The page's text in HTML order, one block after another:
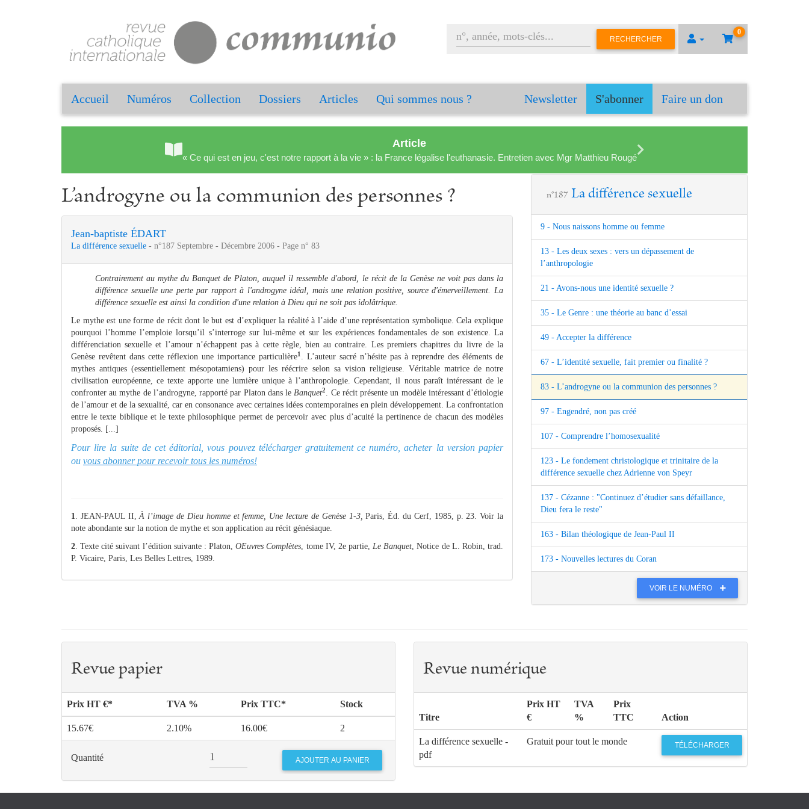
0
RECHERCHER
Accueil Numéros Collection Dossiers Articles Qui sommes nous ? Newsletter S'abonner Faire un don
Article
« Ce qui est en jeu, c'est notre rapport à la vie » : la France légalise l'euthanasie. Entretien avec Mgr Matthieu Rougé
L’androgyne ou la communion des personnes ?
Jean-baptiste ÉDART
La différence sexuelle - n°187 Septembre - Décembre 2006 - Page n° 83
Contrairement au mythe du Banquet de Platon, auquel il ressemble d'abord, le récit de la Genèse ne voit pas dans la
différence sexuelle une perte par rapport à l'androgyne idéal, mais une relation positive, source d'émerveillement. La
différence sexuelle est ainsi la condition d'une relation à Dieu qui ne soit pas idolâtrique.
Le mythe est une forme de récit dont le but est d’expliquer la réalité à l’aide d’une représentation symbolique. Cela explique
pourquoi l’homme l’emploie lorsqu’il s’interroge sur lui-même et sur les expériences fondamentales de son existence. La
différenciation sexuelle et l’amour n’échappent pas à cette règle, bien au contraire. Les premiers chapitres du livre de la
Genèse revêtent dans cette réflexion une importance particulière1 . L’auteur sacré n’hésite pas à reprendre des éléments de
mythes antiques (essentiellement mésopotamiens) pour les réécrire selon sa vision religieuse. Véritable matrice de notre
civilisation européenne, ce texte apporte une lumière unique à l’anthropologie. Cependant, il nous paraît intéressant de le
confronter au mythe de l’androgyne, rapporté par Platon dans leBanquet2. Ce récit présente un modèle intéressant d’étiologie
de l’amour et de la sexualité, car en consonance avec certaines idées contemporaines en plein développement. La confrontation
entre le texte biblique et le texte philosophique permet de percevoir avec plus d’acuité la pertinence de chacun des modèles
proposés. [...]
Pour lire la suite de cet éditorial, vous pouvez télécharger gratuitement ce numéro, acheter la version papier
ou vous abonner pour recevoir tous les numéros!
1. JEAN-PAUL II, À l’image de Dieu homme et femme, Une lecture de Genèse 1-3,Paris, Éd. du Cerf, 1985, p. 23. Voir la
note abondante sur la notion de mythe et son application au récit génésiaque.
2. Texte cité suivant l’édition suivante : Platon,OEuvres Complètes, tome IV, 2e partie,Le Banquet, Notice de L. Robin, trad.
P. Vicaire, Paris, Les Belles Lettres, 1989.
n°187 La différence sexuelle
9 - Nous naissons homme ou femme
13 - Les deux sexes : vers un dépassement de
l’anthropologie
21 - Avons-nous une identité sexuelle ?
35 - Le Genre : une théorie au banc d’essai
49 - Accepter la différence
67 - L’identité sexuelle, fait premier ou finalité ?
83 - L’androgyne ou la communion des personnes ?
97 - Engendré, non pas créé
107 - Comprendre l’homosexualité
123 - Le fondement christologique et trinitaire de la
différence sexuelle chez Adrienne von Speyr
137 - Cézanne : "Continuez d’étudier sans défaillance,
Dieu fera le reste"
163 - Bilan théologique de Jean-Paul II
173 - Nouvelles lectures du Coran
VOIR LE NUMÉRO
Revue papier
Prix HT €* TVA % Prix TTC* Stock
15.67€ 2.10% 16.00€ 2
Quantité
Revue numérique
Titre
Prix HT
€
TVA
%
Prix
TTC
Action
La différence sexuelle -
pdf
Gratuit pour tout le monde TÉLÉCHARGER